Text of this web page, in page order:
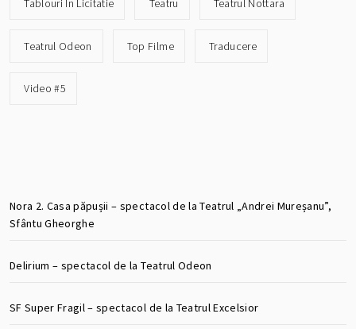
Tablouri In Licitatie Teatru Teatrul Nottara
Teatrul Odeon Top Filme Traducere
Video #5
Nora 2. Casa păpușii – spectacol de la Teatrul „Andrei Mureșanu”,
Sfântu Gheorghe
Delirium – spectacol de la Teatrul Odeon
SF Super Fragil – spectacol de la Teatrul Excelsior